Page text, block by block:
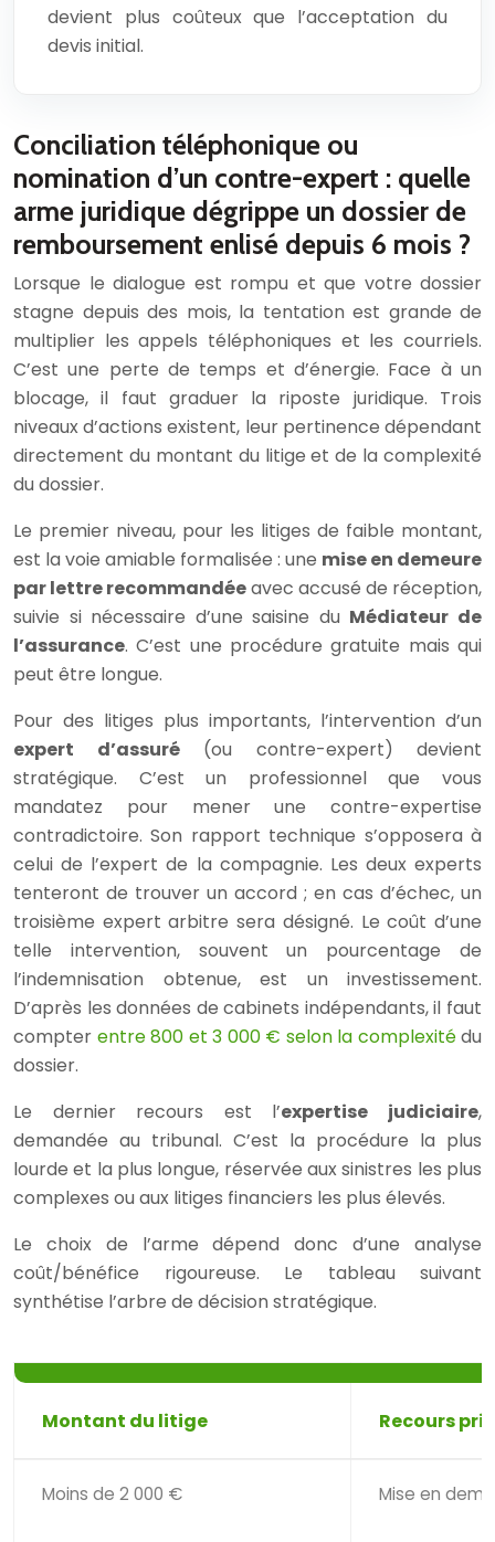
devient plus coûteux que l’acceptation du
devis initial.
Conciliation téléphonique ou
nomination d’un contre-expert : quelle
arme juridique dégrippe un dossier de
remboursement enlisé depuis 6 mois ?
Lorsque le dialogue est rompu et que votre dossier
stagne depuis des mois, la tentation est grande de
multiplier les appels téléphoniques et les courriels.
C’est une perte de temps et d’énergie. Face à un
blocage, il faut graduer la riposte juridique. Trois
niveaux d’actions existent, leur pertinence dépendant
directement du montant du litige et de la complexité
du dossier.
Le premier niveau, pour les litiges de faible montant,
est la voie amiable formalisée : une mise en demeure
par lettre recommandéeavec accusé de réception,
suivie si nécessaire d’une saisine du Médiateur de
l’assurance. C’est une procédure gratuite mais qui
peut être longue.
Pour des litiges plus importants, l’intervention d’un
expert d’assuré(ou contre-expert) devient
stratégique. C’est un professionnel que vous
mandatez pour mener une contre-expertise
contradictoire. Son rapport technique s’opposera à
celui de l’expert de la compagnie. Les deux experts
tenteront de trouver un accord ; en cas d’échec, un
troisième expert arbitre sera désigné. Le coût d’une
telle intervention, souvent un pourcentage de
l’indemnisation obtenue, est un investissement.
D’après les données de cabinets indépendants, il faut
compter entre 800 et 3 000 € selon la complexitédu
dossier.
Le dernier recours est l’expertise judiciaire,
demandée au tribunal. C’est la procédure la plus
lourde et la plus longue, réservée aux sinistres les plus
complexes ou aux litiges financiers les plus élevés.
Le choix de l’arme dépend donc d’une analyse
coût/bénéfice rigoureuse. Le tableau suivant
synthétise l’arbre de décision stratégique.
Montant du litige Recours
Moins de 2 000 € Mise en